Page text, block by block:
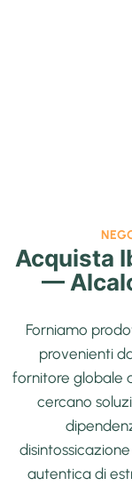
Acquista
—
Forniamo
provenienti
fornitore globale
cercano
autentica di